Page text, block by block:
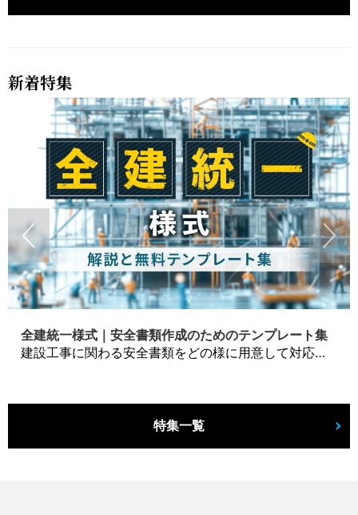
新着特集
全建統一様式｜安全書類作成のためのテンプレート集
建設工事に関わる安全書類をどの様に用意して対応するか？関連書式テンプレートから書き方の注意点などの役立つコラムをbizoceanがお届けします。
特集一覧